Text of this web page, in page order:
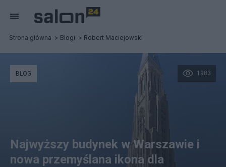
Strona główna Blogi Robert Maciejowski
1983
BLOG
Najwyższy budynek w Warszawie i
nowa przemyślana ikona dla